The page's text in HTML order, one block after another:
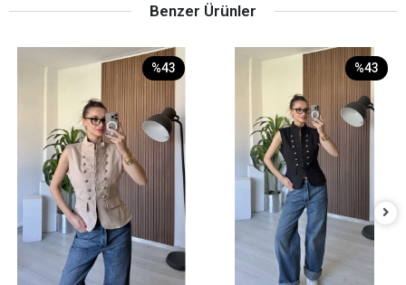
Benzer Ürünler
%43 %43